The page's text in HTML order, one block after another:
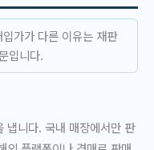
가가 다른 이유는 재판
입니다.
냅니다. 국내 매장에서만 판